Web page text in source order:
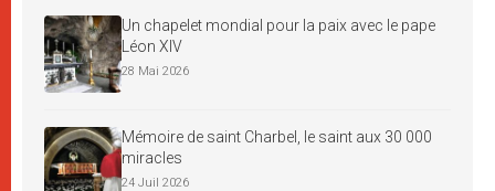
Un chapelet mondial pour la paix avec le pape
Léon XIV
28 Mai 2026
Mémoire de saint Charbel, le saint aux 30 000
miracles
24 Juil 2026